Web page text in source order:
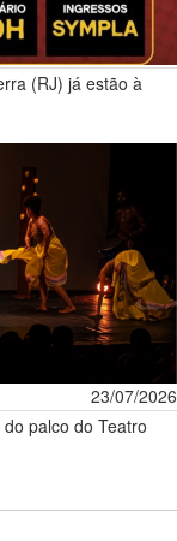
(RJ) já estão à
23/07/2026
palco do Teatro